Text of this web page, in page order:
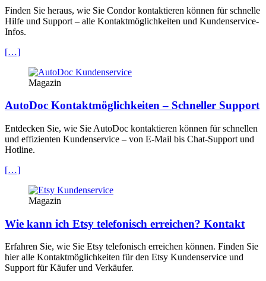
Finden Sie heraus, wie Sie Condor kontaktieren können für schnelle
Hilfe und Support – alle Kontaktmöglichkeiten und Kundenservice-
Infos.
[…]
Magazin
AutoDoc Kontaktmöglichkeiten – Schneller Support
Entdecken Sie, wie Sie AutoDoc kontaktieren können für schnellen
und effizienten Kundenservice – von E-Mail bis Chat-Support und
Hotline.
[…]
Magazin
Wie kann ich Etsy telefonisch erreichen? Kontakt
Erfahren Sie, wie Sie Etsy telefonisch erreichen können. Finden Sie
hier alle Kontaktmöglichkeiten für den Etsy Kundenservice und
Support für Käufer und Verkäufer.